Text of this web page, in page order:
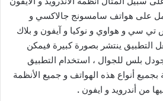
على هواتف سامسونج جالاكسي و
تي سي و هواوي و نوكيا و آيفون و بلاك
التطبيق ينتشر بصورة كبيرة فيمكن
بلس للجوال ، استخدام التطبيق
بجميع أنواع هذه الهواتف و جميع الأنظمة
من أندرويد و ايفون .